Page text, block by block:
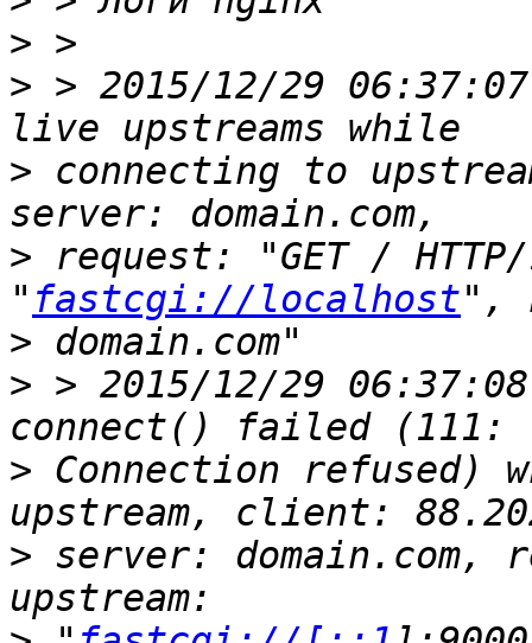
>
> > 2015/12/29
> connecting to
> request: "GET /
" fastcgi://localhost
>
> > 2015/12/29
> Connection refused)
> server: domain.com,